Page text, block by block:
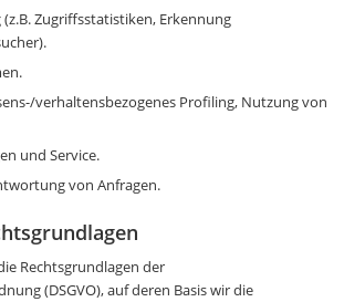
Zugriffsstatistiken, Erkennung
verhaltensbezogenes Profiling, Nutzung von
und Service.
von Anfragen.
Rechtsgrundlagen der
(DSGVO), auf deren Basis wir die